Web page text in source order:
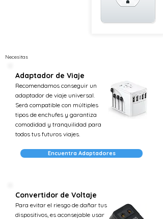
Necesitas
Adaptador de Viaje
Recomendamos conseguir un
adaptador de viaje universal.
Será compatible con múltiples
tipos de enchufes y garantiza
comodidad y tranquilidad para
todos tus futuros viajes.
Encuentra Adaptadores
Convertidor de Voltaje
Para evitar el riesgo de dañar tus
dispositivos, es aconsejable usar